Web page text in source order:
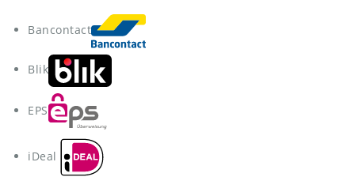
Bancontact
Blik
EPS
iDeal